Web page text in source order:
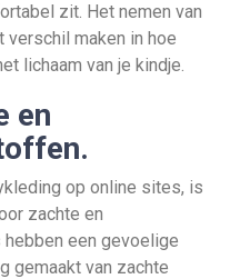
zit. Het nemen van
verschil maken in hoe
lichaam van je kindje.
en
op online sites, is
zachte en
een gevoelige
gemaakt van zachte